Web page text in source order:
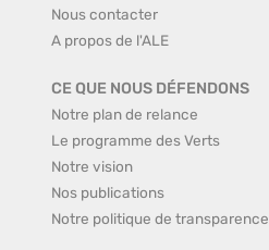
Nous contacter
A propos de l'ALE
CE QUE NOUS DÉFENDONS
Notre plan de relance
Le programme des Verts
Notre vision
Nos publications
Notre politique de transparence